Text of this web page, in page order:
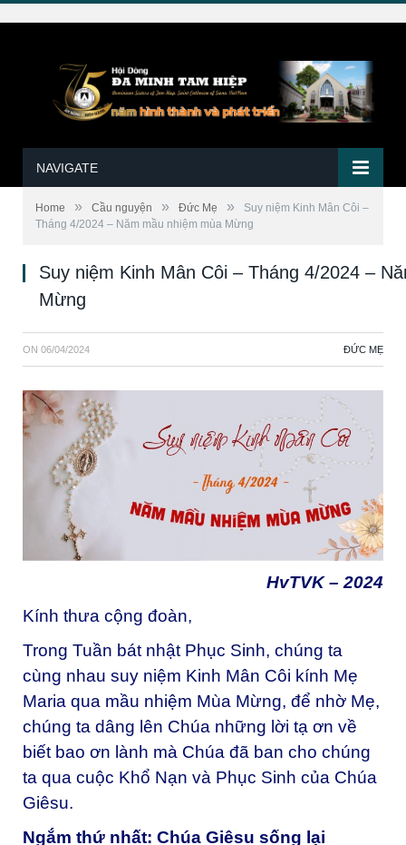
NAVIGATE
Home » Cầu nguyện » Đức Mẹ »
Suy niệm Kinh Mân Côi –
Tháng 4/2024 – Năm mầu nhiệm mùa Mừng
Suy niệm Kinh Mân Côi – Tháng 4/2024 –
Mừng
ON 06/04/2024 ĐỨC MẸ
HvTVK – 2024
Kính thưa cộng đoàn,
Trong Tuần bát nhật Phục Sinh, chúng ta
cùng nhau suy niệm Kinh Mân Côi kính Mẹ
Maria qua mầu nhiệm Mùa Mừng, để nhờ Mẹ,
chúng ta dâng lên Chúa những lời tạ ơn về
biết bao ơn lành mà Chúa đã ban cho chúng
ta qua cuộc Khổ Nạn và Phục Sinh của Chúa
Giêsu.
Ngắm thứ nhất: Chúa Giêsu sống lại